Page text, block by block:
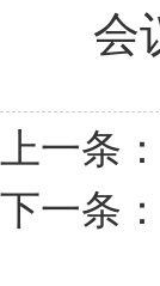
会议
上一条
下一条